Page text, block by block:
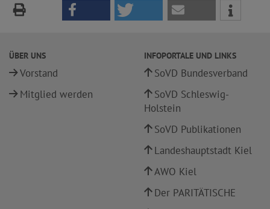
ÜBER UNS
Vorstand
Mitglied werden
INFOPORTALE UND LINKS
SoVD Bundesverband
SoVD Schleswig-
Holstein
SoVD Publikationen
Landeshauptstadt Kiel
AWO Kiel
Der PARITÄTISCHE